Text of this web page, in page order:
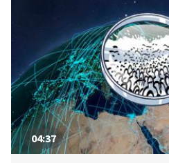
04:37